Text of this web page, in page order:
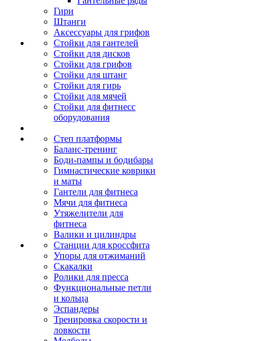
Гири
Штанги
Аксессуары для грифов
Стойки для гантелей
Стойки для дисков
Стойки для грифов
Стойки для штанг
Стойки для гирь
Стойки для мячей
Стойки для фитнесс
оборудования
Степ платформы
Баланс-тренинг
Боди-пампы и бодибары
Гимнастические коврики
и маты
Гантели для фитнеса
Мячи для фитнеса
Утяжелители для
фитнеса
Валики и цилиндры
Станции для кроссфита
Упоры для отжиманий
Скакалки
Ролики для пресса
Функциональные петли
и кольца
Эспандеры
Тренировка скорости и
ловкости